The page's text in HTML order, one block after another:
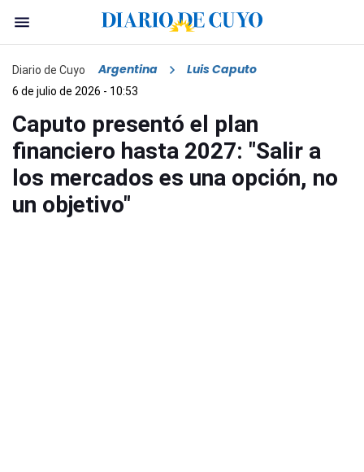
Diario de Cuyo Argentina Luis Caputo
6 de julio de 2026 - 10:53
Caputo presentó el plan
financiero hasta 2027: "Salir a
los mercados es una opción, no
un objetivo"